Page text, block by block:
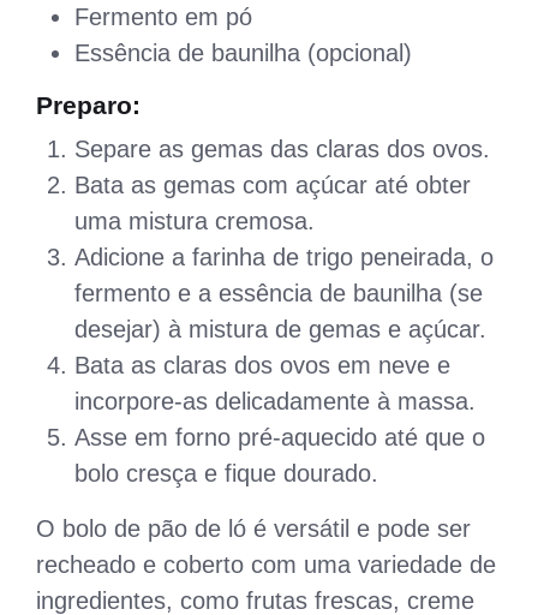
Fermento em pó
Essência de baunilha (opcional)
Preparo:
Separe as gemas das claras dos ovos.
Bata as gemas com açúcar até obter
uma mistura cremosa.
Adicione a farinha de trigo peneirada, o
fermento e a essência de baunilha (se
desejar) à mistura de gemas e açúcar.
Bata as claras dos ovos em neve e
incorpore-as delicadamente à massa.
Asse em forno pré-aquecido até que o
bolo cresça e fique dourado.
O bolo de pão de ló é versátil e pode ser
recheado e coberto com uma variedade de
ingredientes, como frutas frescas, creme